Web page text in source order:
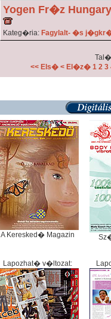
Yogen Fr�z
Kateg�ria: Fagylalt- �s
<< Els� < El�z� 1 2 3
A Keresked� Magazin
Lapozhat� v�ltozat: